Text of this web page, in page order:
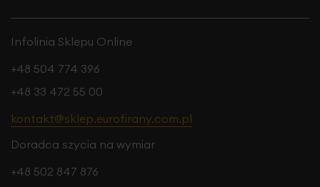
Infolinia Sklepu Online
+48 504 774 396
+48 33 472 55 00
kontakt@sklep.eurofirany.com.pl
Doradca szycia na wymiar
+48 502 847 876